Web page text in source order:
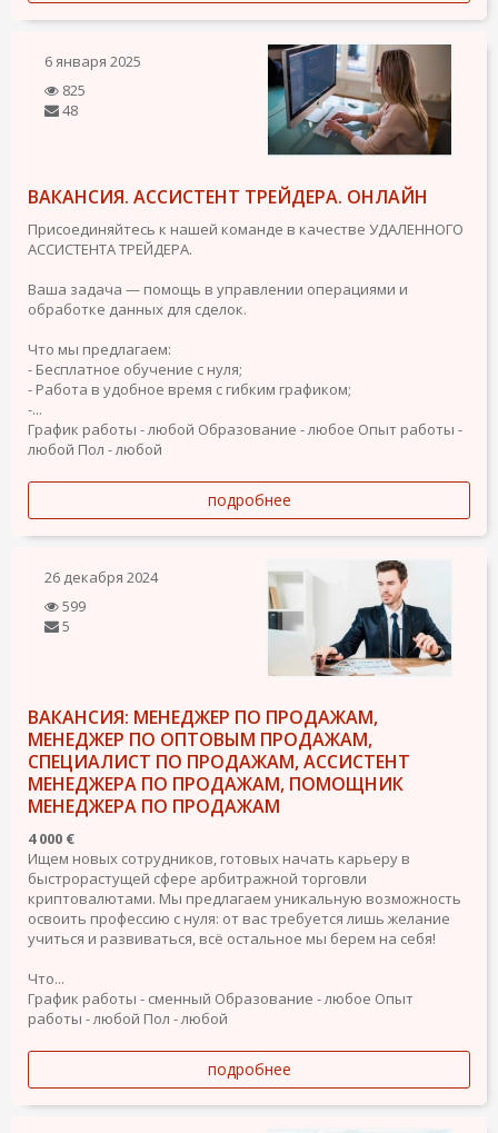
6 января 2025
825
48
ВАКАНСИЯ. АССИСТЕНТ ТРЕЙДЕРА. ОНЛАЙН
Присоединяйтесь к нашей команде в качестве УДАЛЕННОГО
АССИСТЕНТА ТРЕЙДЕРА.
Ваша задача — помощь в управлении операциями и
обработке данных для сделок.
Что мы предлагаем:
- Бесплатное обучение с нуля;
- Работа в удобное время с гибким графиком;
-...
График работы - любой Образование - любое Опыт работы -
любой Пол - любой
подробнее
26 декабря 2024
599
5
ВАКАНСИЯ: МЕНЕДЖЕР ПО ПРОДАЖАМ,
МЕНЕДЖЕР ПО ОПТОВЫМ ПРОДАЖАМ,
СПЕЦИАЛИСТ ПО ПРОДАЖАМ, АССИСТЕНТ
МЕНЕДЖЕРА ПО ПРОДАЖАМ, ПОМОЩНИК
МЕНЕДЖЕРА ПО ПРОДАЖАМ
4 000 €
Ищем новых сотрудников, готовых начать карьеру в
быстрорастущей сфере арбитражной торговли
криптовалютами. Мы предлагаем уникальную возможность
освоить профессию с нуля: от вас требуется лишь желание
учиться и развиваться, всё остальное мы берем на себя!
Что...
График работы - сменный Образование - любое Опыт
работы - любой Пол - любой
подробнее